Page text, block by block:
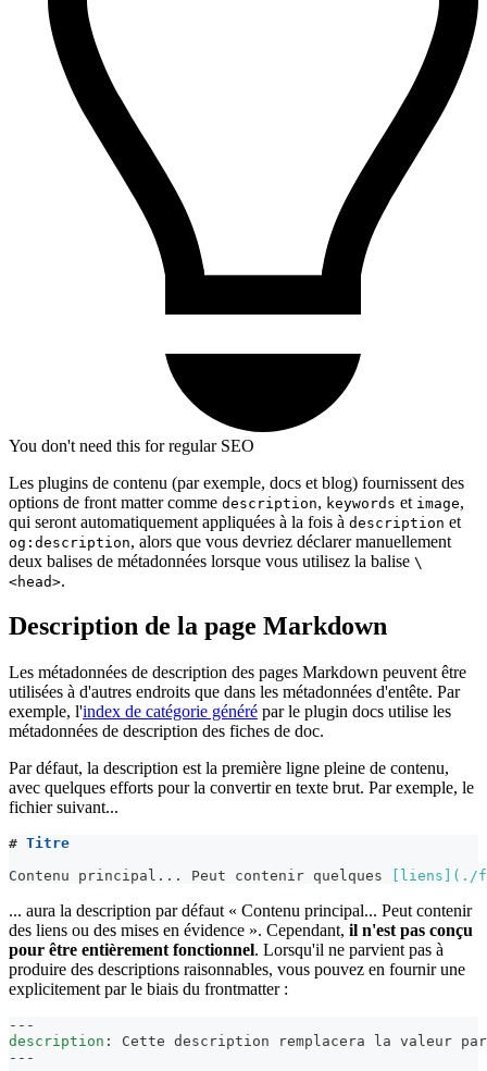
You don't need this for regular SEO
Les plugins de contenu (par exemple, docs et blog) fournissent des
options de front matter comme description, keywords et image,
qui seront automatiquement appliquées à la fois à description et
og:description, alors que vous devriez déclarer manuellement
deux balises de métadonnées lorsque vous utilisez la balise \
<head>.
Description de la page Markdown
Les métadonnées de description des pages Markdown peuvent être
utilisées à d'autres endroits que dans les métadonnées d'entête. Par
exemple, l'index de catégorie généré par le plugin docs utilise les
métadonnées de description des fiches de doc.
Par défaut, la description est la première ligne pleine de contenu,
avec quelques efforts pour la convertir en texte brut. Par exemple, le
fichier suivant...
# Titre
Contenu principal... Peut contenir quelques
liens ]( ./
... aura la description par défaut « Contenu principal... Peut contenir
des liens ou des mises en évidence ». Cependant, il n'est pas conçu
pour être entièrement fonctionnel. Lorsqu'il ne parvient pas à
produire des descriptions raisonnables, vous pouvez en fournir une
explicitement par le biais du frontmatter :
---
description :
Cette description remplacera la valeur
---